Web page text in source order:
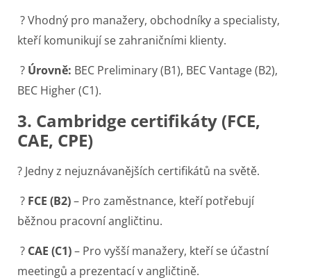
? Vhodný pro manažery, obchodníky a specialisty,
kteří komunikují se zahraničními klienty.
? Úrovně: BEC Preliminary (B1), BEC Vantage (B2),
BEC Higher (C1).
3. Cambridge certifikáty (FCE,
CAE, CPE)
? Jedny z nejuznávanějších certifikátů na světě.
? FCE (B2)– Pro zaměstnance, kteří potřebují
běžnou pracovní angličtinu.
? CAE (C1)– Pro vyšší manažery, kteří se účastní
meetingů a prezentací v angličtině.